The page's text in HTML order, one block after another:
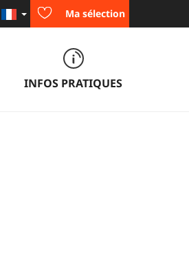
Ma sélection
INFOS PRATIQUES